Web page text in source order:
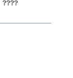
????